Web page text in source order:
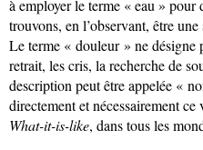
à employer le terme « eau » pour
trouvons, en l’observant, être
Le terme « douleur » ne désigne
retrait, les cris, la recherche de
description peut être appelée «
directement et nécessairement
What-it-is-like, dans tous les